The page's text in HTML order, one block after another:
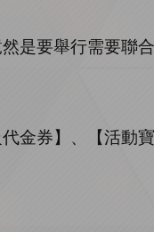
是要舉行需要聯
金券】、【活動